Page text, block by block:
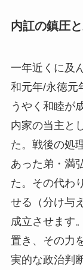
内訌の鎮圧
一年近くに及
和元年/永徳元
うやく和睦が
内家の当主と
た。戦後の処
あった弟・満
た。その代わ
せる（分け与
成立させます
置き、その力
実的な政治判